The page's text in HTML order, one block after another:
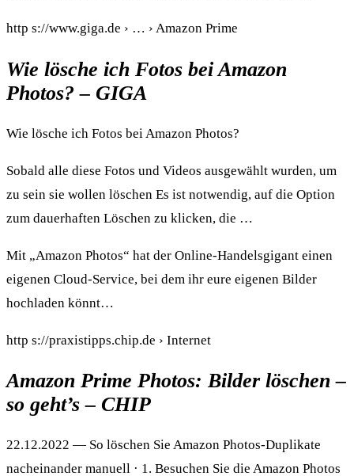
http s://www.giga.de › … › Amazon Prime
Wie lösche ich Fotos bei Amazon
Photos? – GIGA
Wie lösche ich Fotos bei Amazon Photos?
Sobald alle diese Fotos und Videos ausgewählt wurden, um
zu sein sie wollen löschen Es ist notwendig, auf die Option
zum dauerhaften Löschen zu klicken, die …
Mit „Amazon Photos“ hat der Online-Handelsgigant einen
eigenen Cloud-Service, bei dem ihr eure eigenen Bilder
hochladen könnt…
http s://praxistipps.chip.de › Internet
Amazon Prime Photos: Bilder löschen –
so geht’s – CHIP
22.12.2022 — So löschen Sie Amazon Photos-Duplikate
nacheinander manuell · 1. Besuchen Sie die Amazon Photos